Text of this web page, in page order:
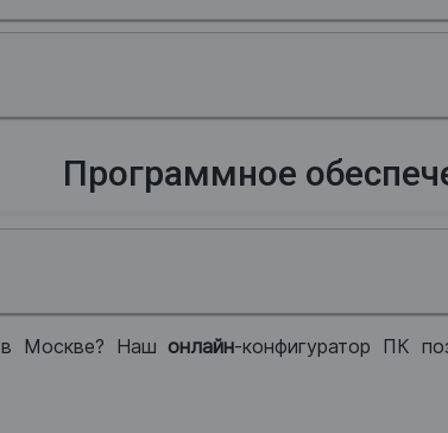
Программное
в Москве? Нашонлайн-конфигуратор ПК